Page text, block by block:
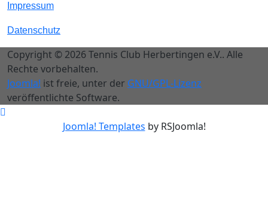
Impressum
Datenschutz
Copyright © 2026 Tennis Club Herbertingen e.V.. Alle
Rechte vorbehalten.
Joomla! ist freie, unter der GNU/GPL-Lizenz
veröffentlichte Software.
Joomla! Templates by RSJoomla!